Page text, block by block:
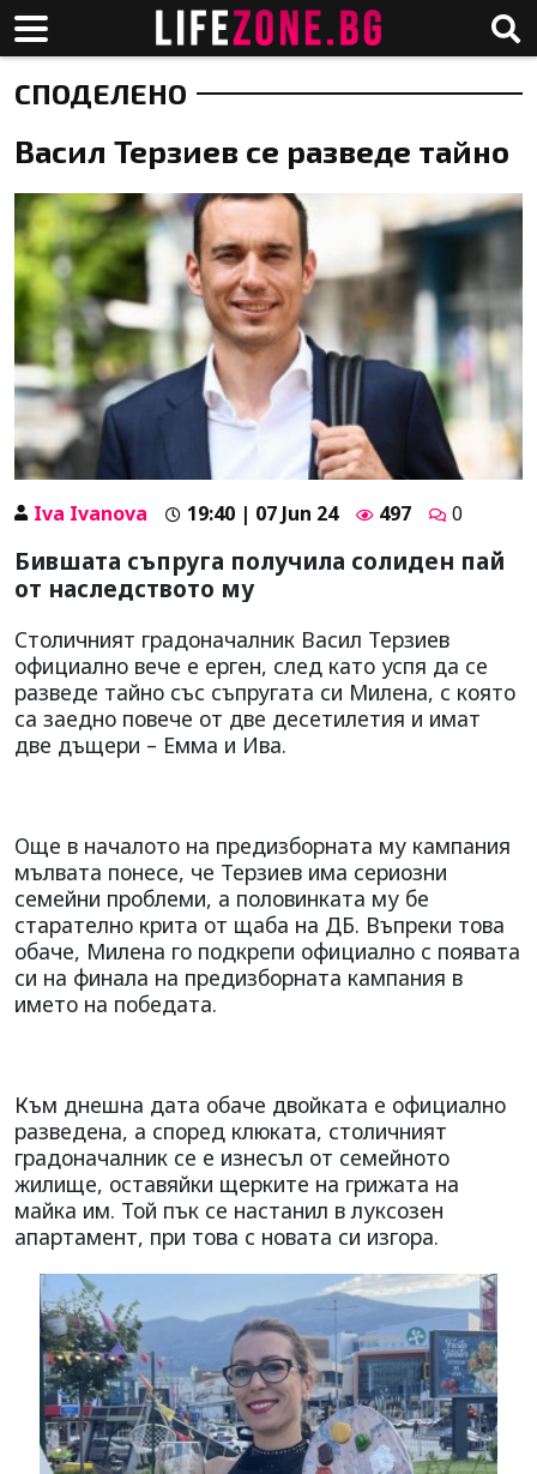
СПОДЕЛЕНО
Васил Терзиев се разведе тайно
Iva Ivanova 19:40 | 07 Jun 24 497 0
Бившата съпруга получила солиден пай
от наследството му
Столичният градоначалник Васил Терзиев
официално вече е ерген, след като успя да се
разведе тайно със съпругата си Милена, с която
са заедно повече от две десетилетия и имат
две дъщери – Емма и Ива.
Още в началото на предизборната му кампания
мълвата понесе, че Терзиев има сериозни
семейни проблеми, а половинката му бе
старателно крита от щаба на ДБ. Въпреки това
обаче, Милена го подкрепи официално с появата
си на финала на предизборната кампания в
името на победата.
Към днешна дата обаче двойката е официално
разведена, а според клюката, столичният
градоначалник се е изнесъл от семейното
жилище, оставяйки щерките на грижата на
майка им. Той пък се настанил в луксозен
апартамент, при това с новата си изгора.